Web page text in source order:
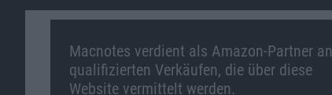
Macnotes verdient als Amazon-Partner an
qualifizierten Verkäufen, die über diese
Website vermittelt werden.